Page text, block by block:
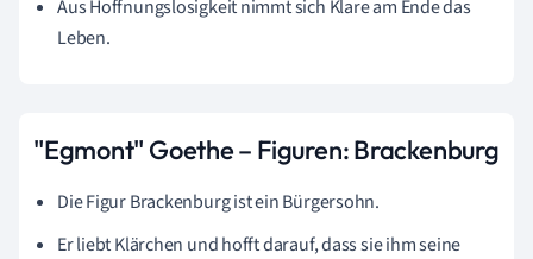
Aus Hoffnungslosigkeit nimmt sich Klare am Ende das
Leben.
"Egmont" Goethe – Figuren: Brackenburg
Die Figur Brackenburg ist ein Bürgersohn.
Er liebt Klärchen und hofft darauf, dass sie ihm seine